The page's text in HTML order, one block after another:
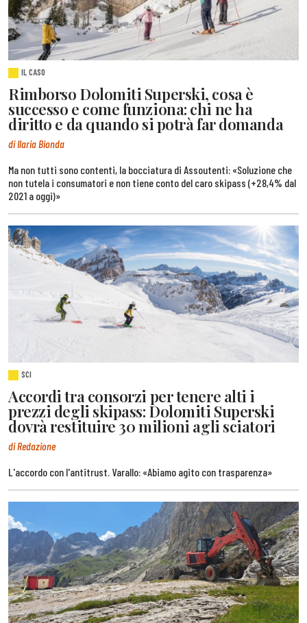
IL CASO
Rimborso Dolomiti Superski, cosa è
successo e come funziona: chi ne ha
diritto e da quando si potrà far domanda
di Ilaria Bionda
Ma non tutti sono contenti, la bocciatura di Assoutenti: «Soluzione che
non tutela i consumatori e non tiene conto del caro skipass (+28,4% dal
2021 a oggi)»
SCI
Accordi tra consorzi per tenere alti i
prezzi degli skipass: Dolomiti Superski
dovrà restituire 30 milioni agli sciatori
di Redazione
L'accordo con l'antitrust. Varallo: «Abiamo agito con trasparenza»